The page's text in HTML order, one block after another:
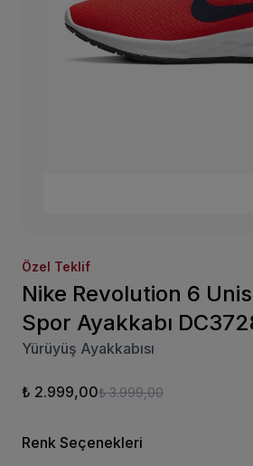
Özel Teklif
Nike Revolution 6
Spor Ayakkabı
Yürüyüş Ayakkabısı
₺ 2.999,00₺ 3.999,00
Renk Seçenekleri